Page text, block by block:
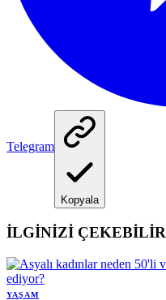
Telegram
Kopyala
İLGİNİZİ ÇEKEBİLİR
YAŞAM